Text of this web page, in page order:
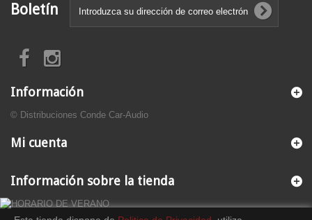
Boletín
Información
© Distribuciones Conde Car-Audio
Mi cuenta
Información sobre la tienda